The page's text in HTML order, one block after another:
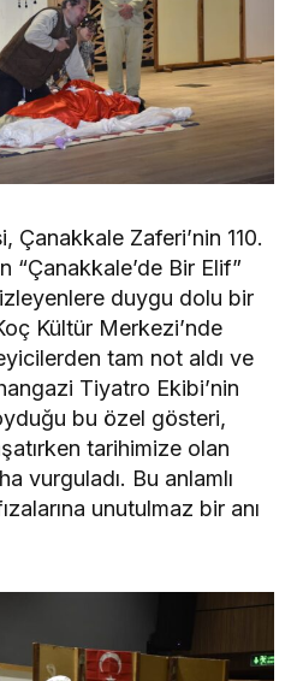
Çanakkale Zaferi’nin 110.
“Çanakkale’de Bir Elif”
duygu dolu bir
Kültür Merkezi’nde
tam not aldı ve
Tiyatro Ekibi’nin
bu özel gösteri,
tarihimize olan
vurguladı. Bu anlamlı
unutulmaz bir anı